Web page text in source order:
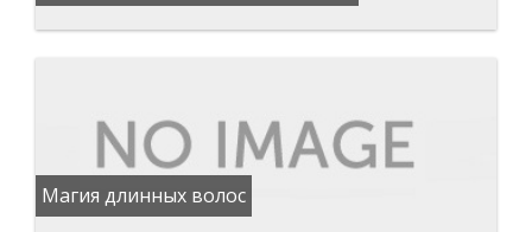
Магия длинных волос